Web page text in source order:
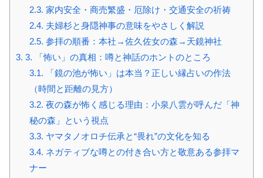
2.3. 家内安全・商売繁盛・厄除け・交通安全の祈祷
2.4. 夫婦杉と身隠神事の意味をやさしく解説
2.5. 参拝の順番：本社→佐久佐女の森→天鏡神社
3. 3. 「怖い」の真相：噂と神話のホントのところ
3.1. 「鏡の池が怖い」は本当？正しい縁占いの作法
（時間と距離の見方）
3.2. 夜の森が怖く感じる理由：小泉八雲が呼んだ「神
秘の森」という視点
3.3. ヤマタノオロチ伝承と“畏れ”の文化を知る
3.4. ネガティブな噂との付き合い方と敬意ある参拝マ
ナー